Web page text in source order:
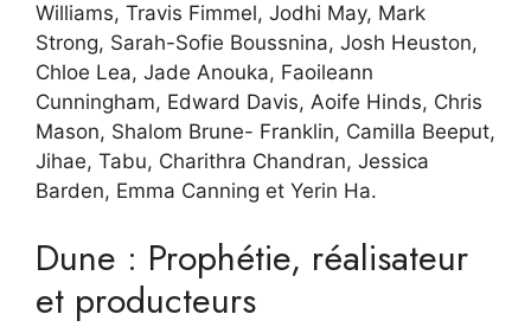
Williams, Travis Fimmel, Jodhi May, Mark
Strong, Sarah-Sofie Boussnina, Josh Heuston,
Chloe Lea, Jade Anouka, Faoileann
Cunningham, Edward Davis, Aoife Hinds, Chris
Mason, Shalom Brune- Franklin, Camilla Beeput,
Jihae, Tabu, Charithra Chandran, Jessica
Barden, Emma Canning et Yerin Ha.
Dune : Prophétie, réalisateur
et producteurs